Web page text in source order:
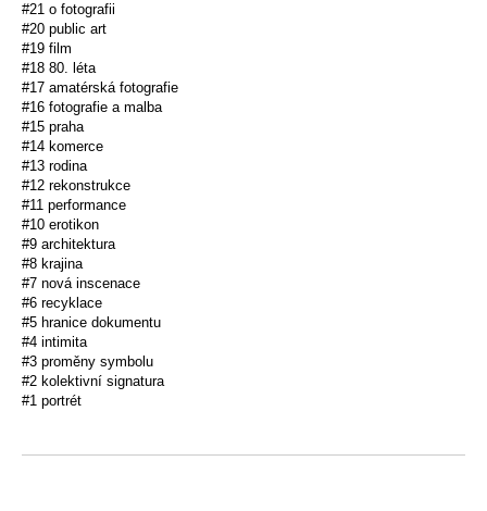
#21 o fotografii
#20 public art
#19 film
#18 80. léta
#17 amatérská fotografie
#16 fotografie a malba
#15 praha
#14 komerce
#13 rodina
#12 rekonstrukce
#11 performance
#10 erotikon
#9 architektura
#8 krajina
#7 nová inscenace
#6 recyklace
#5 hranice dokumentu
#4 intimita
#3 proměny symbolu
#2 kolektivní signatura
#1 portrét